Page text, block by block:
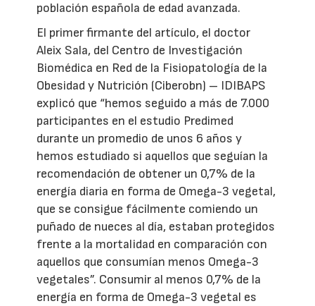
población española de edad avanzada.
El primer firmante del artículo, el doctor
Aleix Sala, del Centro de Investigación
Biomédica en Red de la Fisiopatología de la
Obesidad y Nutrición (Ciberobn) – IDIBAPS
explicó que “hemos seguido a más de 7.000
participantes en el estudio Predimed
durante un promedio de unos 6 años y
hemos estudiado si aquellos que seguían la
recomendación de obtener un 0,7% de la
energía diaria en forma de Omega-3 vegetal,
que se consigue fácilmente comiendo un
puñado de nueces al día, estaban protegidos
frente a la mortalidad en comparación con
aquellos que consumían menos Omega-3
vegetales”. Consumir al menos 0,7% de la
energía en forma de Omega-3 vegetal es